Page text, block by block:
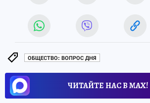
ОБЩЕСТВО: ВОПРОС ДНЯ
ЧИТАЙТЕ НАС В МАХ!